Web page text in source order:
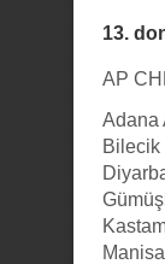
13.
AP
Adana
Bilecik
Manisa